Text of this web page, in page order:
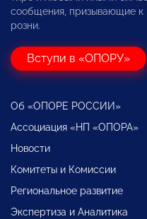
сообщения, призывающие к
розни.
Вступи в «ОПОРУ»
Об «ОПОРЕ РОССИИ»
Ассоциация «НП «ОПОРА»
Новости
Комитеты и Комиссии
Региональное развитие
Экспертиза и Аналитика